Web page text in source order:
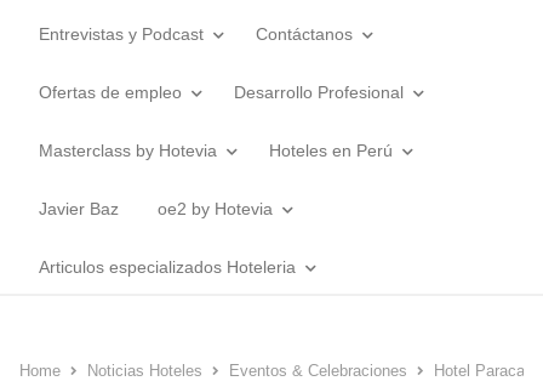
Entrevistas y Podcast Contáctanos
Ofertas de empleo Desarrollo Profesional
Masterclass by Hotevia Hoteles en Perú
Javier Baz oe2 by Hotevia
Articulos especializados Hoteleria
Home Noticias Hoteles Eventos & Celebraciones Hotel Paracas